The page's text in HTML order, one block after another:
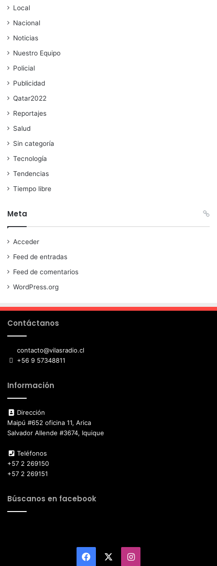
Local
Nacional
Noticias
Nuestro Equipo
Policial
Publicidad
Qatar2022
Reportajes
Salud
Sin categoría
Tecnología
Tendencias
Tiempo libre
Meta
Acceder
Feed de entradas
Feed de comentarios
WordPress.org
Contáctanos
contacto@vilasradio.cl
+56 9 57348811
Información
Dirección
Maipú #652 oficina 11, Arica
Salvador Allende #3674, Iquique
Teléfonos
+57 2 269150
+57 2 269151
Búscanos en facebook
Facebook Instagram